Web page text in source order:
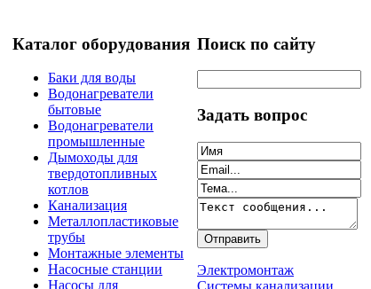
Каталог оборудования
Баки для воды
Водонагреватели
бытовые
Водонагреватели
промышленные
Дымоходы для
твердотопливных
котлов
Канализация
Металлопластиковые
трубы
Монтажные элементы
Насосные станции
Насосы для
Поиск по сайту
Задать вопрос
Электромонтаж
Системы канализации